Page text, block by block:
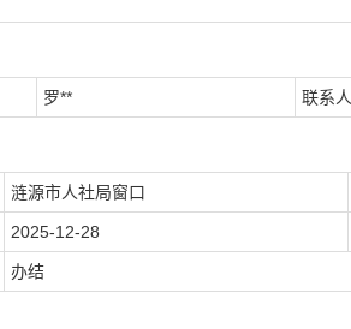
罗** 联系人
涟源市人社局窗口
2025-12-28
办结